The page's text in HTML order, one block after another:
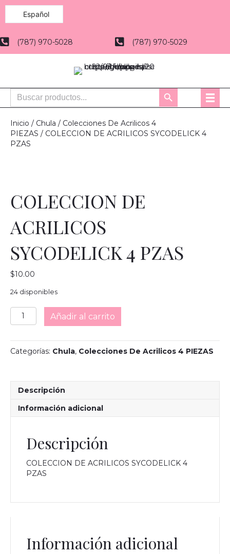
Español
(787) 970-5028 (787) 970-5029
Buscar:
Botón
de
Inicio / Chula / Colecciones De Acrilicos 4
PIEZAS / COLECCION DE ACRILICOS SYCODELICK 4
PZAS
COLECCION DE
ACRILICOS
SYCODELICK 4 PZAS
$10.00
24 disponibles
COLECCION
DE
SYCODELICK
4
Añadir al carrito
Categorías: Chula, Colecciones De Acrilicos 4 PIEZAS
Descripción
Información adicional
Descripción
COLECCION DE ACRILICOS SYCODELICK 4
PZAS
Información adicional